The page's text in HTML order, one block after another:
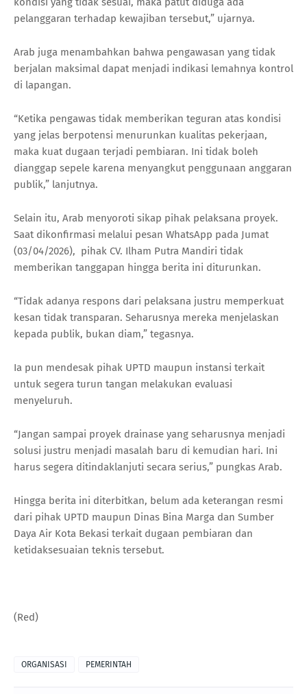
pelanggaran terhadap kewajiban tersebut,” ujarnya.
Arab juga menambahkan bahwa pengawasan yang tidak
berjalan maksimal dapat menjadi indikasi lemahnya kontrol
di lapangan.
“Ketika pengawas tidak memberikan teguran atas kondisi
yang jelas berpotensi menurunkan kualitas pekerjaan,
maka kuat dugaan terjadi pembiaran. Ini tidak boleh
dianggap sepele karena menyangkut penggunaan anggaran
publik,” lanjutnya.
Selain itu, Arab menyoroti sikap pihak pelaksana proyek.
Saat dikonfirmasi melalui pesan WhatsApp pada Jumat
(03/04/2026), pihak CV. Ilham Putra Mandiri tidak
memberikan tanggapan hingga berita ini diturunkan.
“Tidak adanya respons dari pelaksana justru memperkuat
kesan tidak transparan. Seharusnya mereka menjelaskan
kepada publik, bukan diam,” tegasnya.
Ia pun mendesak pihak UPTD maupun instansi terkait
untuk segera turun tangan melakukan evaluasi
menyeluruh.
“Jangan sampai proyek drainase yang seharusnya menjadi
solusi justru menjadi masalah baru di kemudian hari. Ini
harus segera ditindaklanjuti secara serius,” pungkas Arab.
Hingga berita ini diterbitkan, belum ada keterangan resmi
dari pihak UPTD maupun Dinas Bina Marga dan Sumber
Daya Air Kota Bekasi terkait dugaan pembiaran dan
ketidaksesuaian teknis tersebut.
(Red)
ORGANISASI PEMERINTAH